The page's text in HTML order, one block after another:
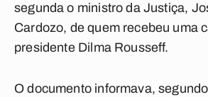
segunda o ministro da Justiça,
Cardozo, de quem recebeu uma
presidente Dilma Rousseff.
O documento informava,